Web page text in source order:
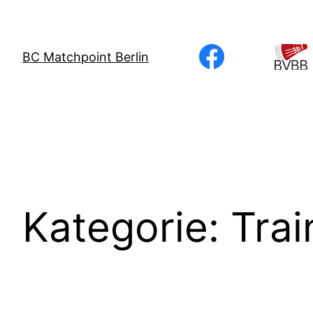
wechseln
BC Matchpoint Berlin
Kategorie: